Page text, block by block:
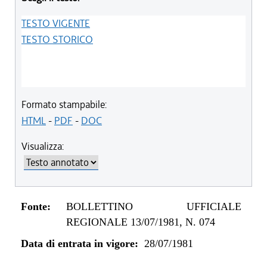
TESTO VIGENTE
TESTO STORICO
Formato stampabile:
HTML- PDF - DOC
Visualizza:
Fonte:
BOLLETTINO UFFICIALE
REGIONALE 13/07/1981, N. 074
Data di entrata in vigore: 28/07/1981